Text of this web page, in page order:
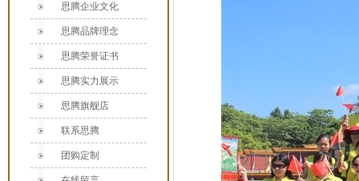
思腾企业文化
思腾品牌理念
思腾荣誉证书
思腾实力展示
思腾旗舰店
联系思腾
团购定制